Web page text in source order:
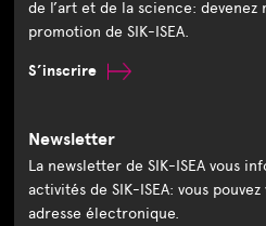
de l’art et de la science: devenez
promotion de SIK-ISEA.
S’inscrire
Newsletter
La newsletter de SIK-ISEA vous
activités de SIK-ISEA: vous
adresse électronique.